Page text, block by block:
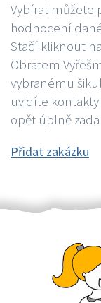
Vybírat můžete
hodnocení
Stačí kliknout
Obratem
vybranému
uvidíte kontakty
opět úplně
Přidat zakázku